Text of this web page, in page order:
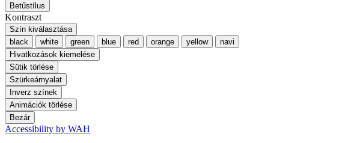
Betűstílus
Kontraszt
Szín kiválasztása
black
white green blue red orange yellow
navi
Hivatkozások kiemelése
Sütik törlése
Szürkeárnyalat
Inverz színek
Animációk törlése
Bezár
Accessibility by WAH